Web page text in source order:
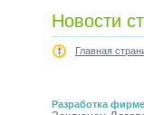
Новости
Главная
Разработка